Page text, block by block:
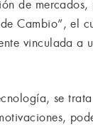
de
Cambio”, el
vinculada
se